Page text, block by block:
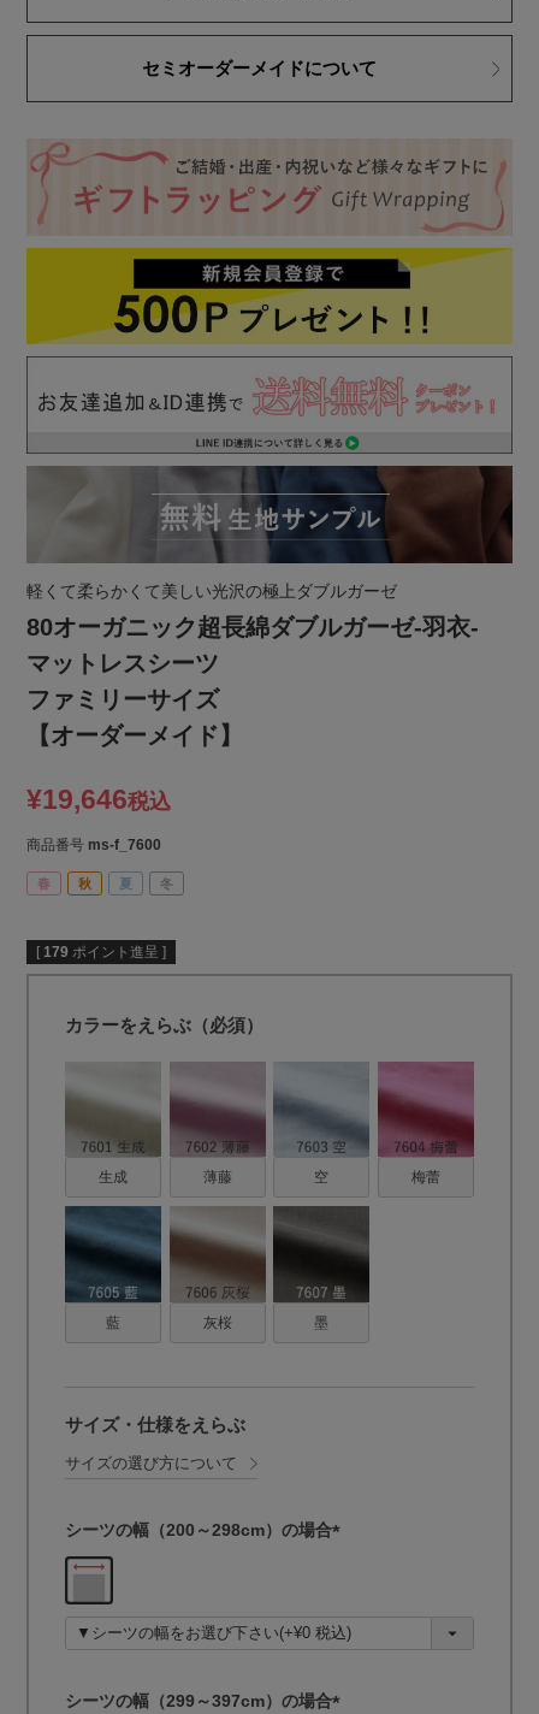
セミオーダーメイドについて
軽くて柔らかくて美しい光沢の極上ダブルガーゼ
80オーガニック超長綿ダブルガーゼ-羽衣-
マットレスシーツ
ファミリーサイズ
【オーダーメイド】
¥19,646税込
商品番号 ms-f_7600
春 秋 夏 冬
[ 179 ポイント進呈 ]
カラーをえらぶ（必須）
生成 薄藤 空 梅蕾
藍 灰桜 墨
サイズ・仕様をえらぶ
サイズの選び方について
シーツの幅（200～298cm）の場合
須
)
シーツの幅（299～397cm）の場合